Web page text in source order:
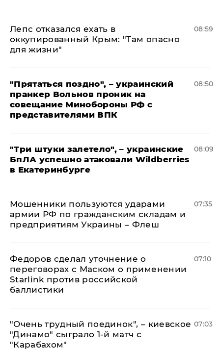
Лепс отказался ехать в
оккупированный Крым: "Там опасно
для жизни"
08:59
"Прятаться поздно", – украинский
пранкер Вольнов проник на
совещание Минобороны РФ с
представителями ВПК
08:50
"Три штуки залетело", – украинские
БпЛА успешно атаковали Wildberries
в Екатеринбурге
08:09
Мошенники пользуются ударами
армии РФ по гражданским складам и
предприятиям Украины – Флеш
07:35
Федоров сделал уточнение о
переговорах с Маском о применении
Starlink против российской
баллистики
07:10
"Очень трудный поединок", – киевское
"Динамо" сыграло 1-й матч с
"Карабахом"
07:03